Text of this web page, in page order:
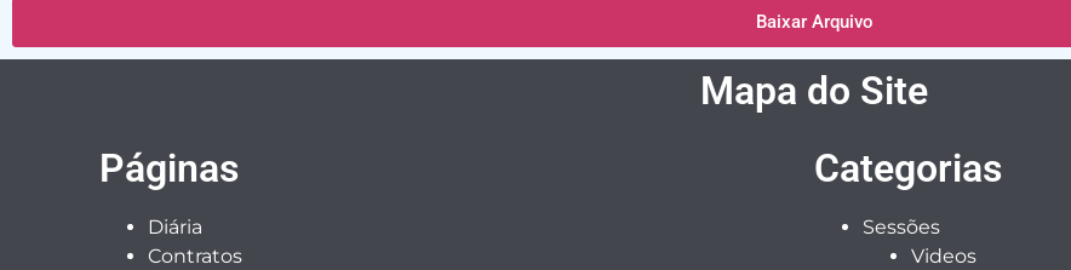
Baixar Arquivo
Mapa do Site
Páginas
Diária
Contratos
Categorias
Sessões
Videos